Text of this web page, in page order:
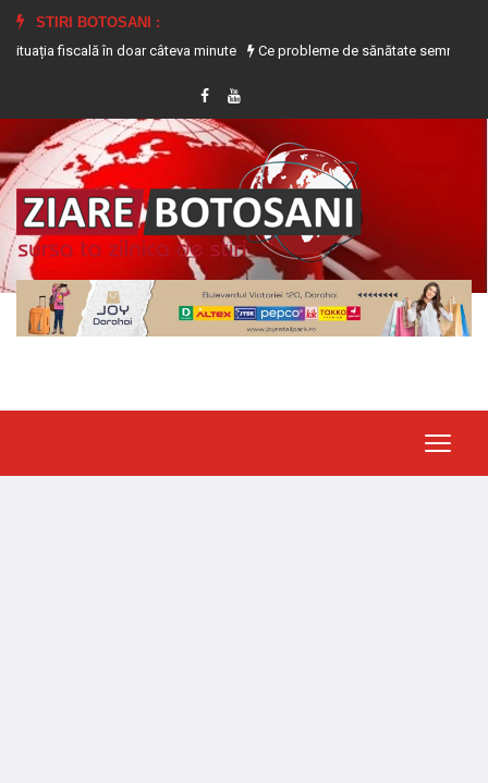
STIRI BOTOSANI :
în doar câteva minute
Ce probleme de sănătate semnalează